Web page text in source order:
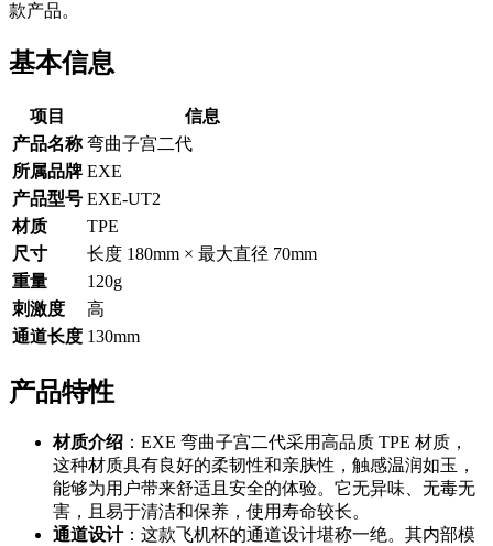
款产品。
基本信息
项目
信息
产品名称 弯曲子宫二代
所属品牌 EXE
产品型号 EXE-UT2
材质
TPE
尺寸
长度 180mm × 最大直径 70mm
重量
120g
刺激度
高
通道长度 130mm
产品特性
材质介绍 ：EXE 弯曲子宫二代采用高品质 TPE 材质，
这种材质具有良好的柔韧性和亲肤性，触感温润如玉，
能够为用户带来舒适且安全的体验。它无异味、无毒无
害，且易于清洁和保养，使用寿命较长。
通道设计：这款飞机杯的通道设计堪称一绝。其内部模